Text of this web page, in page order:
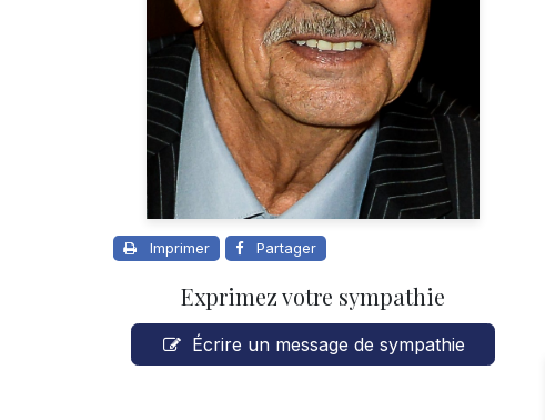
Imprimer Partager
Exprimez votre sympathie
Écrire un message de sympathie